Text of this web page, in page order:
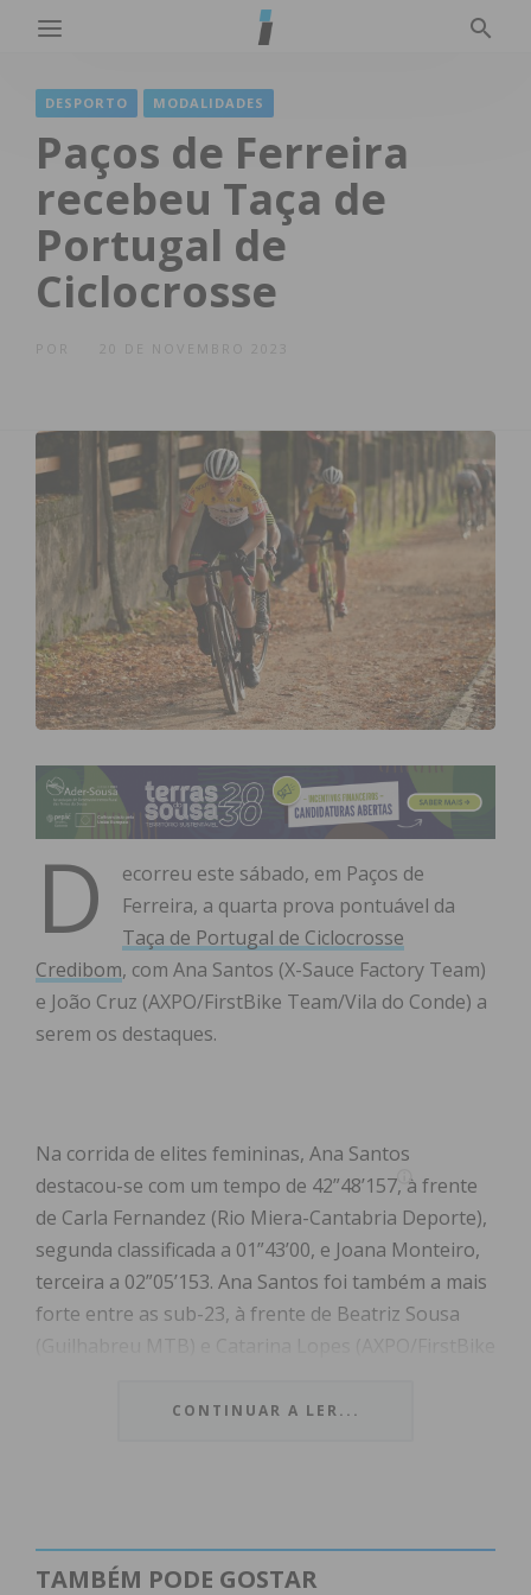
DESPORTO MODALIDADES
Paços de Ferreira
recebeu Taça de
Portugal de
Ciclocrosse
D
ecorreu este sábado, em Paços de
Ferreira, a quarta prova pontuável da
Taça de Portugal de Ciclocrosse
Credibom, com Ana Santos (X-Sauce Factory Team)
e João Cruz (AXPO/FirstBike Team/Vila do Conde) a
serem os destaques.
Na corrida de elites femininas, Ana Santos
destacou-se com um tempo de 42”48’157, à frente
de Carla Fernandez (Rio Miera-Cantabria Deporte),
segunda classificada a 01”43’00, e Joana Monteiro,
terceira a 02”05’153. Ana Santos foi também a mais
forte entre as sub-23, à frente de Beatriz Sousa
do ranking da Taça entre as elites femininas e as
menos 00”29’533 que Roberto Ferreira (Guilhabreu
CONTINUAR A LER...
TAMBÉM PODE GOSTAR